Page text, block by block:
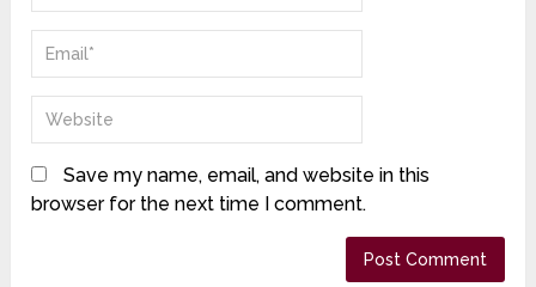
Save my name, email, and website in this
browser for the next time I comment.